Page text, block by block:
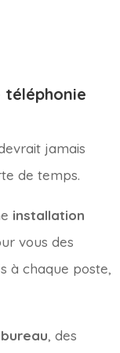
téléphonie
jamais
de temps.
installation
vous des
à chaque poste,
, des